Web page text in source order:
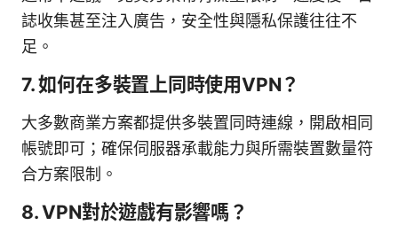
誌收集甚至注入廣告，安全性與隱私保護往往不
足。
7. 如何在多裝置上同時使用VPN？
大多數商業方案都提供多裝置同時連線，開啟相同
帳號即可；確保伺服器承載能力與所需裝置數量符
合方案限制。
8. VPN對於遊戲有影響嗎？